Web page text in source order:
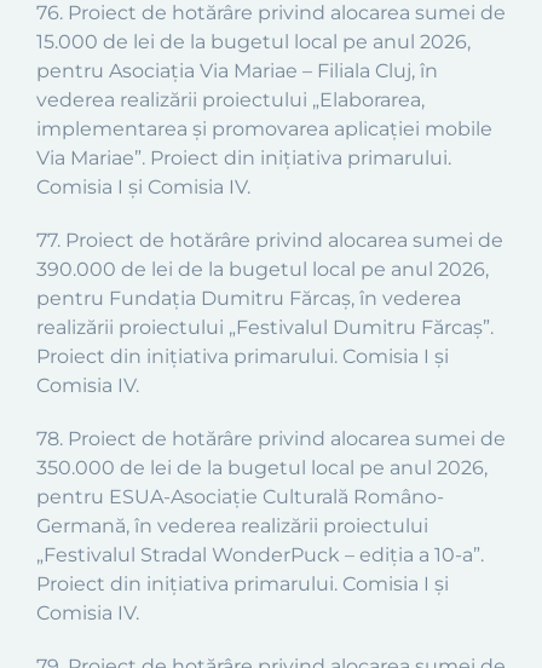
76. Proiect de hotărâre privind alocarea sumei de
15.000 de lei de la bugetul local pe anul 2026,
pentru Asociația Via Mariae – Filiala Cluj, în
vederea realizării proiectului „Elaborarea,
implementarea și promovarea aplicației mobile
Via Mariae”. Proiect din inițiativa primarului.
Comisia I și Comisia IV.
77. Proiect de hotărâre privind alocarea sumei de
390.000 de lei de la bugetul local pe anul 2026,
pentru Fundația Dumitru Fărcaș, în vederea
realizării proiectului „Festivalul Dumitru Fărcaș”.
Proiect din inițiativa primarului. Comisia I și
Comisia IV.
78. Proiect de hotărâre privind alocarea sumei de
350.000 de lei de la bugetul local pe anul 2026,
pentru ESUA-Asociație Culturală Româno-
Germană, în vederea realizării proiectului
„Festivalul Stradal WonderPuck – ediția a 10-a”.
Proiect din inițiativa primarului. Comisia I și
Comisia IV.